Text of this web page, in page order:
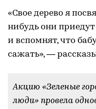
«Свое дерево я
нибудь они
и вспомнят, что
сажать», —
Акцию «Зеленые
люди» провела